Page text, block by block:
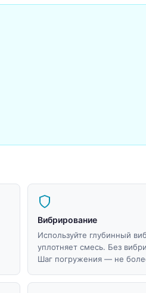
Вибрирование
Используйте глубинный
уплотняет смесь. Без
Шаг погружения — не